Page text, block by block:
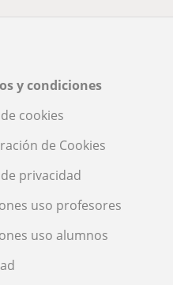
y condiciones
cookies
de Cookies
privacidad
uso profesores
uso alumnos